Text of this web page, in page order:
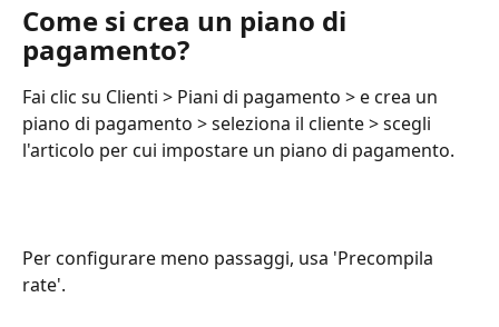
Come si crea un piano di
pagamento?
Fai clic su Clienti > Piani di pagamento > e crea un
piano di pagamento > seleziona il cliente > scegli
l'articolo per cui impostare un piano di pagamento.
Per configurare meno passaggi, usa 'Precompila
rate'.